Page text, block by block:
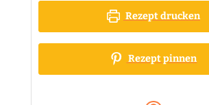
Rezept drucken
Rezept pinnen